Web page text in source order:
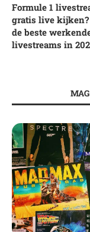
Formule 1
gratis live
de beste
livestreams in